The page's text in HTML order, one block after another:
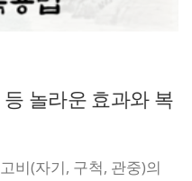
놀라운 효과와 복
비(자기, 구척, 관중)의